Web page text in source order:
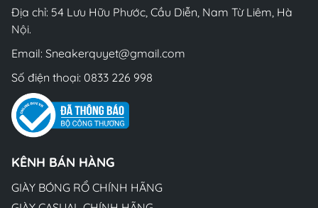
Địa chỉ: 54 Lưu Hữu Phước, Cầu Diễn, Nam Từ Liêm, Hà
Nội.
Email: Sneakerquyet@gmail.com
Số điện thoại: 0833 226 998
KÊNH BÁN HÀNG
GIÀY BÓNG RỔ CHÍNH HÃNG